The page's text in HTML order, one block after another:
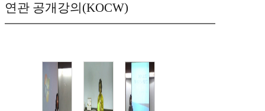
연관 공개강의(KOCW)